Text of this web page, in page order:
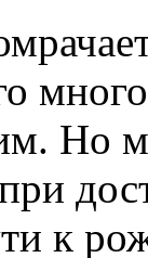
Но
к